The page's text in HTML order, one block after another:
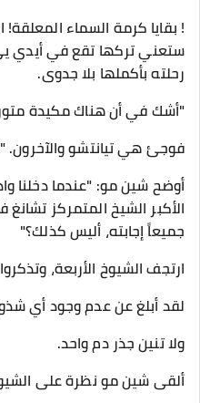
! بقايا كرمة السماء
ستعني تركها تقع في أيدي
رحلته بأكملها بلا جدوى.
"أشك في أن هناك مكيدة
فوجئ هي تيانتشو والآخرون.
أوضح شين مو: "عندما دخلنا
الأكبر الشيخ المتمركز
جميعاً إجابته، أليس كذلك؟"
ارتجف الشيوخ الأربعة،
لقد أبلغ عن عدم وجود أي
ولا تنين جذر دم واحد.
ألقى شين مو نظرة على